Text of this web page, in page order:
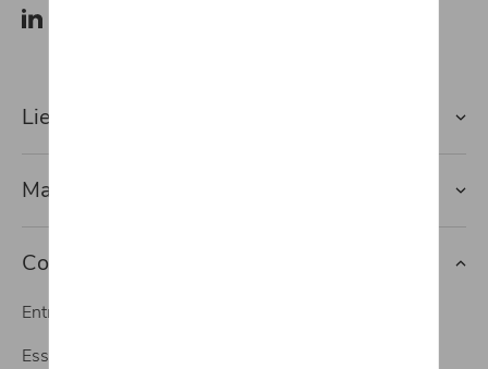
Lien rapide vers
Marques
Contact
Entretien
Essai